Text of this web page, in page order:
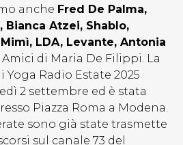
anche Fred De Palma,
Bianca Atzei, Shablo,
LDA, Levante, Antonia
Amici di Maria De Filippi. La
Radio Estate 2025
2 settembre ed è stata
Piazza Roma a Modena.
sono già state trasmette
sul canale 73 del